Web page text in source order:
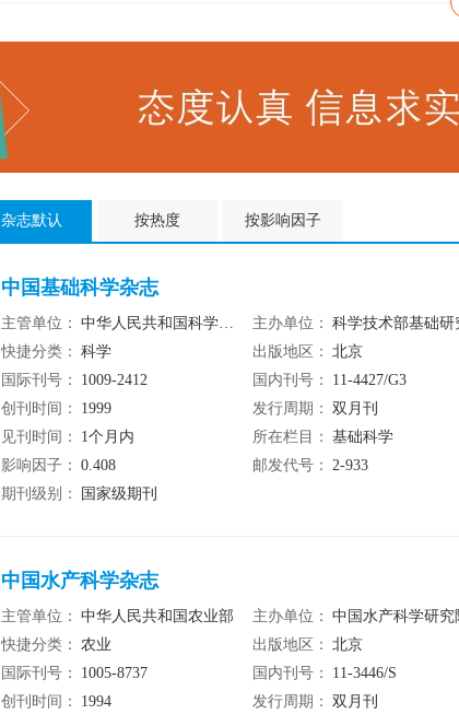
杂志默认 按热度 按影响因子
中国基础科学杂志
主管单位： 中华人民共和国科学技术部 主办单位： 科学技术部基础研究管理
快捷分类： 科学 出版地区： 北京
国际刊号：
1009-2412 国内刊号：
11-4427/G3
创刊时间：
1999 发行周期： 双月刊
见刊时间：
1个月内 所在栏目： 基础科学
影响因子： 0.408 邮发代号： 2-933
期刊级别：
国家级期刊
中国水产科学杂志
主管单位： 中华人民共和国农业部 主办单位： 中国水产科学研究
快捷分类： 农业 出版地区： 北京
国际刊号：
1005-8737 国内刊号：
11-3446/S
创刊时间：
1994 发行周期： 双月刊